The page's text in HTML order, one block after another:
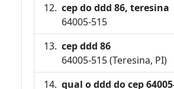
cep do ddd 86, teresina
64005-515
cep ddd 86
64005-515 (Teresina, PI)
qual o ddd do cep